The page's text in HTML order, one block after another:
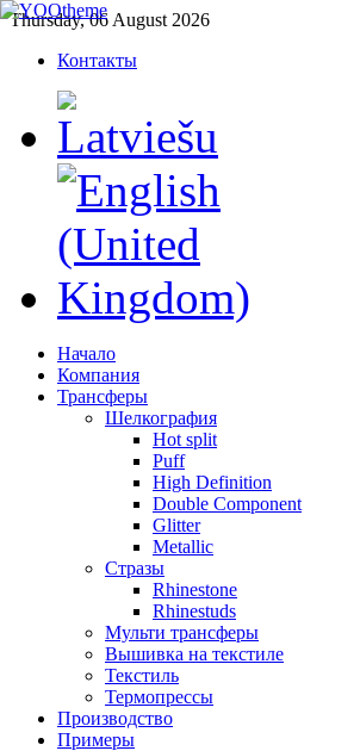
Thursday, 06 August 2026
Контакты
Начало
Компания
Трансферы
Шелкография
Hot split
Puff
High Definition
Double Component
Glitter
Metallic
Стразы
Rhinestone
Rhinestuds
Мульти трансферы
Вышивка на текстиле
Текстиль
Термопрессы
Производство
Примеры